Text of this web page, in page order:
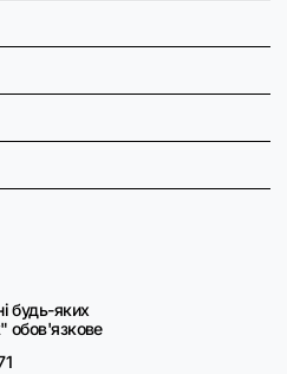
будь-яких
обов'язкове